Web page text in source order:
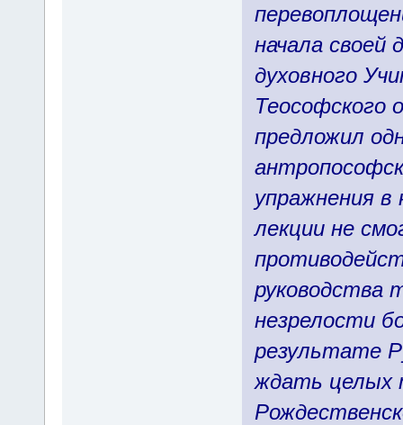
начала своей
духовного
предложил
упражнения
лекции не
руководства
незрелости
результате
ждать целых